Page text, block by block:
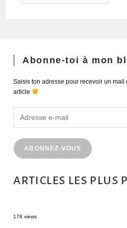
Abonne-toi à mon
Saisis ton adresse pour recevoir un mail
article
ABONNEZ-VOUS
ARTICLES LES PLUS
178 views